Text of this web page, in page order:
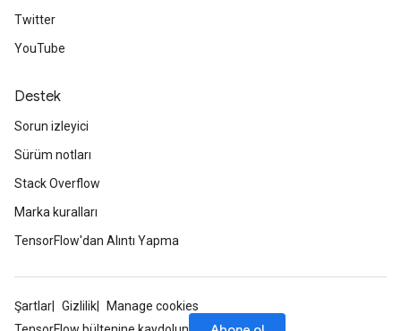
Twitter
YouTube
Destek
Sorun izleyici
Sürüm notları
Stack Overflow
Marka kuralları
TensorFlow'dan Alıntı Yapma
Şartlar Gizlilik
Manage cookies